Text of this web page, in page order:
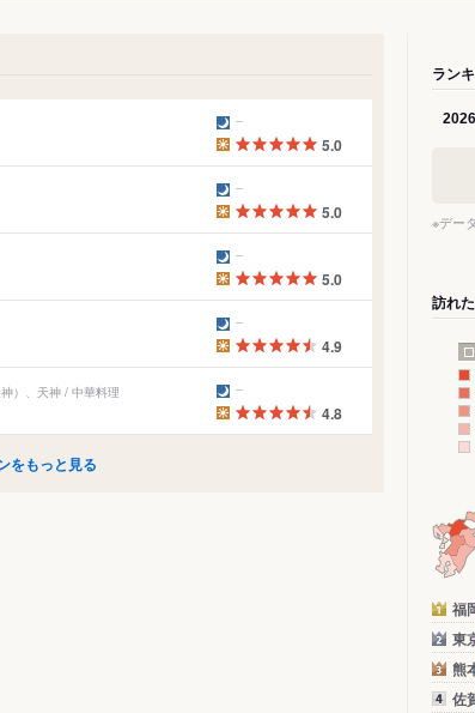
5.0
5.0
5.0
4.9
）、天神 / 中華料理
4.8
をもっと見る
ラン
2026
※デー
訪れ
福
東
熊
佐